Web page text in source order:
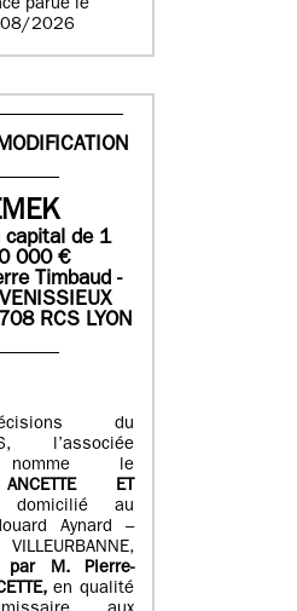
parue le
2026
de 1
000€
Timbaud -
RCS LYON
du
l’associée
nomme le
ANCETTE ET
domicilié au
Aynard –
par M.Pierre-
en qualité